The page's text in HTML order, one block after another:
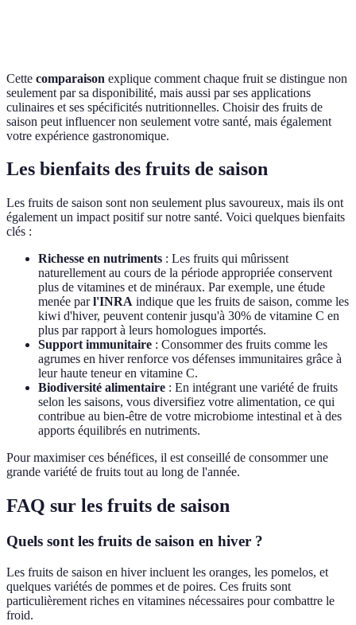
Cette comparaison explique comment chaque fruit se distingue non
seulement par sa disponibilité, mais aussi par ses applications
culinaires et ses spécificités nutritionnelles. Choisir des fruits de
saison peut influencer non seulement votre santé, mais également
votre expérience gastronomique.
Les bienfaits des fruits de saison
Les fruits de saison sont non seulement plus savoureux, mais ils ont
également un impact positif sur notre santé. Voici quelques bienfaits
clés :
Richesse en nutriments : Les fruits qui mûrissent
naturellement au cours de la période appropriée conservent
plus de vitamines et de minéraux. Par exemple, une étude
menée parl'INRA indique que les fruits de saison, comme les
kiwi d'hiver, peuvent contenir jusqu'à 30% de vitamine C en
plus par rapport à leurs homologues importés.
Support immunitaire : Consommer des fruits comme les
agrumes en hiver renforce vos défenses immunitaires grâce à
leur haute teneur en vitamine C.
Biodiversité alimentaire : En intégrant une variété de fruits
selon les saisons, vous diversifiez votre alimentation, ce qui
contribue au bien-être de votre microbiome intestinal et à des
apports équilibrés en nutriments.
Pour maximiser ces bénéfices, il est conseillé de consommer une
grande variété de fruits tout au long de l'année.
FAQ sur les fruits de saison
Quels sont les fruits de saison en hiver ?
Les fruits de saison en hiver incluent les oranges, les pomelos, et
quelques variétés de pommes et de poires. Ces fruits sont
particulièrement riches en vitamines nécessaires pour combattre le
froid.